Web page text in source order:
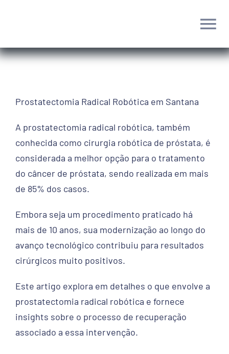
conteúdo
Home
Cirurgia Robótica
Tratamentos
Contato
Prostatectomia Radical Robótica em Santana
A prostatectomia radical robótica, também
conhecida como cirurgia robótica de próstata, é
considerada a melhor opção para o tratamento
do câncer de próstata, sendo realizada em mais
de 85% dos casos.
Embora seja um procedimento praticado há
mais de 10 anos, sua modernização ao longo do
avanço tecnológico contribuiu para resultados
cirúrgicos muito positivos.
Este artigo explora em detalhes o que envolve a
prostatectomia radical robótica e fornece
insights sobre o processo de recuperação
associado a essa intervenção.